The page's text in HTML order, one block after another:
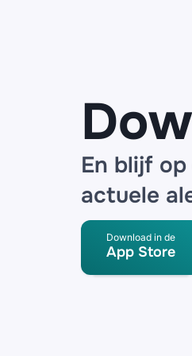
En blijf
actuele
Download in de
App Store